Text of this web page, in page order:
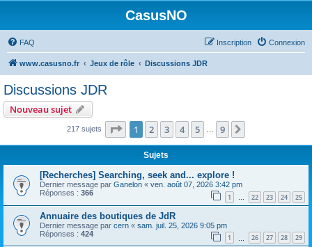
CasusNO
FAQ Connexion
Inscription
www.casusno.fr Jeux de rôle Discussions JDR
Discussions JDR
Nouveau sujet
217 sujets Page 1sur9
1 2 3 4 5 9
Sujets
[Recherches] Searching, seek and... explore !
Dernier message par Ganelon « ven. août 07, 2026 3:42 pm
Réponses : 366 1 … 22 23 24 25
Annuaire des boutiques de JdR
Dernier message par cern « sam. juil. 25, 2026 9:05 pm
Réponses : 424 1 26 27 28 29